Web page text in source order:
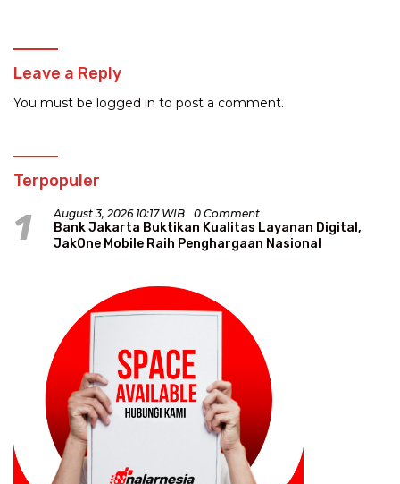
Leave a Reply
You must be logged in to post a comment.
Terpopuler
1 August 3, 2026 10:17 WIB 0 Comment
Bank Jakarta Buktikan Kualitas Layanan Digital,
JakOne Mobile Raih Penghargaan Nasional